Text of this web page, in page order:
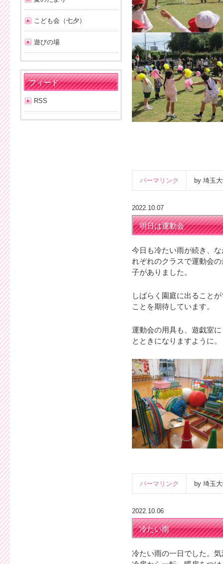
パーマリンク by 埼玉
2022.10.07
明日は運動会
今日も冷たい雨が続き、
れぞれのクラスで運動会
子がありました。
しばらく園庭に出ること
ことを期待しています。
運動会の用具も、遊戯室
とときになりますように。
パーマリンク by 埼玉
2022.10.06
冷たい雨
冷たい雨の一日でした。
こども会（七夕）
遊びの場
フィード
RSS